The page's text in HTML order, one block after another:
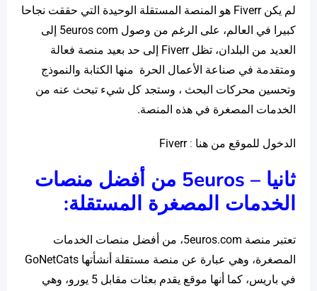
لم يكن Fiverr هو المنصة المستقلة الوحيدة التي حققت نجاحا
كبيرا في العالم، على الرغم من وصول 5euros com إلى
العديد من البلدان، تظل Fiverr إلى حد بعيد منصة فعالة
ومتقدمة في صناعة الأعمال الحرة منها الكتابة والنموذج
وتحسين محركات البحث ، وستجد كل شيء تبحث عنه من
الخدمات المصغرة في هذه المنصة.
الدخول للموقع من هنا :
Fiverr
ثانيا – 5 euros
من أفضل منصات
الخدمات المصغرة المستقلة:
تعتبر منصة 5euros.com، من أفضل منصات الخدمات
المصغرة، وهي عبارة عن منصة مستقلة أنشأتها GoNetCats
في باريس، كما أنها موقع يقدم بعثات مقابل 5 يورو، وهي